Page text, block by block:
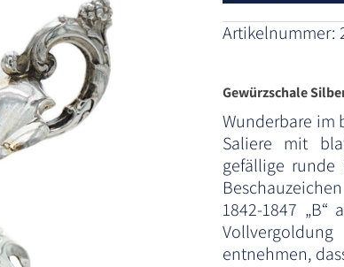
Artikelnummer:
Gewürzschale
Wunderbare im
Saliere mit
gefällige runde
1842-1847
entnehmen,